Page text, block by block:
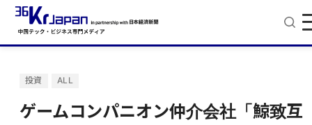
投資 ALL
ゲームコンパニオン仲介会社「鯨致互